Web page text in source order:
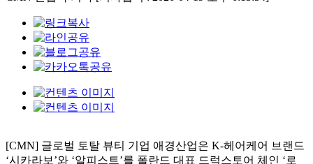
[CMN] 글로벌 토탈 뷰티 기업 애경산업은 K-헤어케어 브랜드
‘시카라보’와 ‘알피스트’를 폴란드 대표 드럭스토어 체인 ‘로